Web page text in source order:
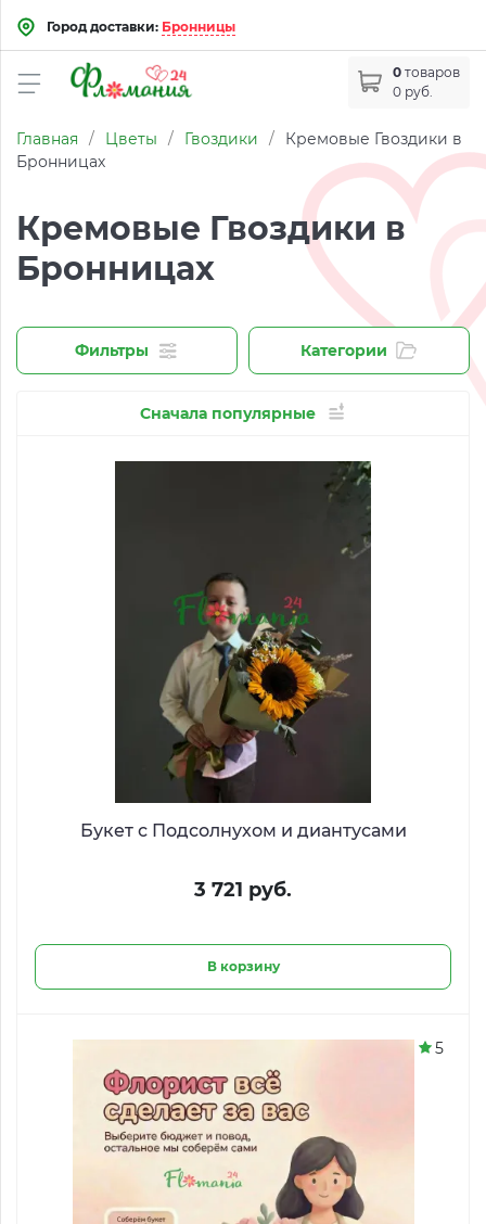
Город доставки: Бронницы
0 товаров
0 руб.
Главная / Цветы / Гвоздики /
Кремовые Гвоздики в
Бронницах
Кремовые Гвоздики в
Бронницах
Фильтры Категории
Сначала популярные
Букет с Подсолнухом и диантусами
3 721 руб.
В корзину
5